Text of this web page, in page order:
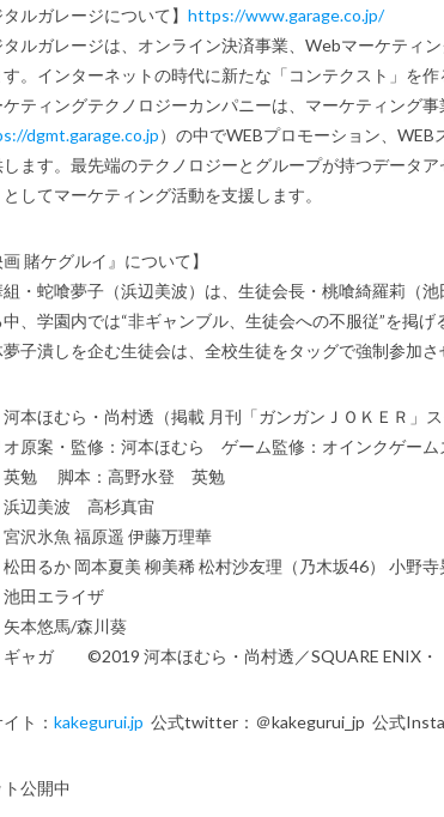
タルガレージについて】 https://www.garage.co.jp/
ルガレージは、オンライン決済事業、Webマーケティ
す。インターネットの時代に新たな「コンテクスト」を
ティングテクノロジーカンパニーは、マーケティング
dgmt.garage.co.jp）の中でWEBプロモーション、
します。最先端のテクノロジーとグループが持つデータ
してマーケティング活動を支援します。
画 賭ケグルイ』について】
組・蛇喰夢子（浜辺美波）は、生徒会長・桃喰綺羅莉（
、学園内では“非ギャンブル、生徒会への不服従”を掲
夢子潰しを企む生徒会は、全校生徒をタッグで強制参加
河本ほむら・尚村透（掲載 月刊「ガンガンＪＯＫＥＲ」
オ原案・監修：河本ほむら ゲーム監修：オインクゲーム
英勉 脚本：高野水登 英勉
浜辺美波 高杉真宙
魚 福原遥 伊藤万理華
か 岡本夏美 柳美稀 松村沙友理（乃木坂46） 小野寺
エライザ
悠馬/森川葵
ギャガ ©2019 河本ほむら・尚村透／SQUARE ENIX・
ト： kakegurui.jp 公式twitter：＠kakegurui_jp 公式
公開中